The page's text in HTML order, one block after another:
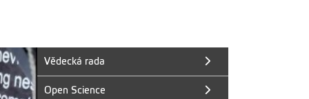
Vědecká rada
Open Science